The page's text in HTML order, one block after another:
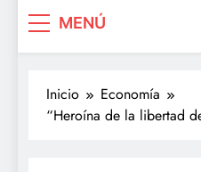
MENÚ
Inicio
Economía
“Heroína de la libertad